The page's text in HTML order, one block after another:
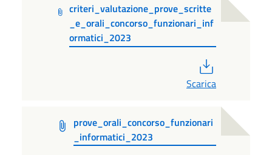
criteri_valutazione_prove_scritte
_e_orali_concorso_funzionari_inf
ormatici_2023
Scarica
prove_orali_concorso_funzionari
_informatici_2023